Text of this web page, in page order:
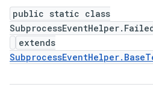
public static class
extends